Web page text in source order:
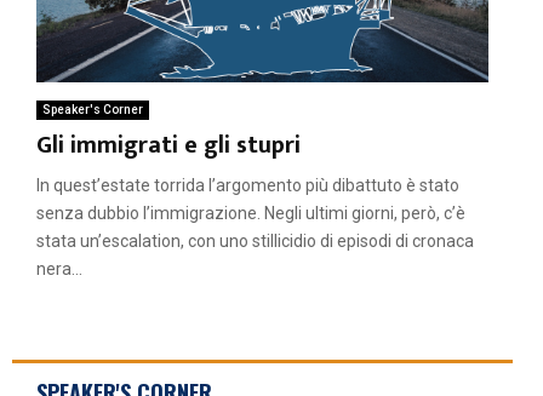
Speaker's Corner
Gli immigrati e gli stupri
In quest’estate torrida l’argomento più dibattuto è stato
senza dubbio l’immigrazione. Negli ultimi giorni, però, c’è
stata un’escalation, con uno stillicidio di episodi di cronaca
nera...